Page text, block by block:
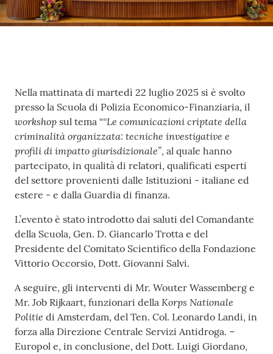
Contenuto
Nella mattinata di martedì 22 luglio 2025 si è svolto
presso la Scuola di Polizia Economico-Finanziaria, il
workshop sul tema ““Le comunicazioni criptate della
criminalità organizzata: tecniche investigative e
profili di impatto giurisdizionale”, al quale hanno
partecipato, in qualità di relatori, qualificati esperti
del settore provenienti dalle Istituzioni - italiane ed
estere - e dalla Guardia di finanza.
L’evento è stato introdotto dai saluti del Comandante
della Scuola, Gen. D. Giancarlo Trotta e del
Presidente del Comitato Scientifico della Fondazione
Vittorio Occorsio, Dott. Giovanni Salvi.
A seguire, gli interventi di Mr. Wouter Wassemberg e
Mr. Job Rijkaart, funzionari della Korps Nationale
Politie di Amsterdam, del Ten. Col. Leonardo Landi, in
forza alla Direzione Centrale Servizi Antidroga. –
Europol e, in conclusione, del Dott. Luigi Giordano,